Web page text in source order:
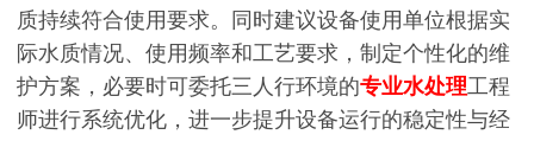
质持续符合使用要求。同时建议设备使用单位根据实
际水质情况、使用频率和工艺要求，制定个性化的维
护方案，必要时可委托三人行环境的专业水处理工程
师进行系统优化，进一步提升设备运行的稳定性与经